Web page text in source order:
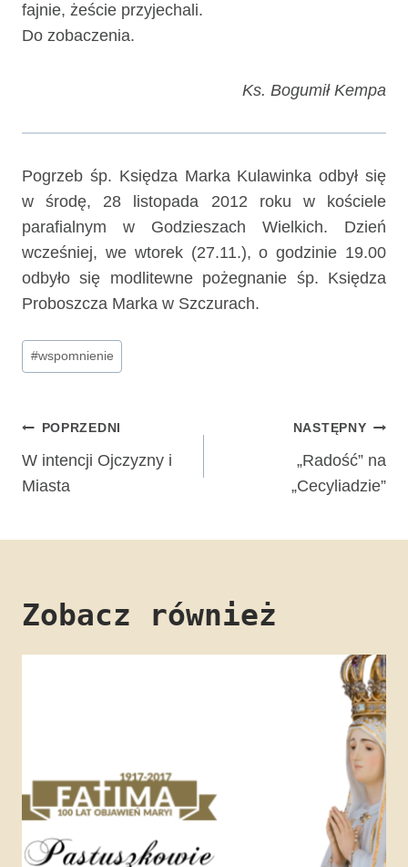
fajnie, żeście przyjechali.
Do zobaczenia.
Ks. Bogumił Kempa
Pogrzeb śp. Księdza Marka Kulawinka odbył się
w środę, 28 listopada 2012 roku w kościele
parafialnym w Godzieszach Wielkich. Dzień
wcześniej, we wtorek (27.11.), o godzinie 19.00
odbyło się modlitewne pożegnanie śp. Księdza
Proboszcza Marka w Szczurach.
Tagi
wpisu:
#wspomnienie
Nawigacja
wpisu
POPRZEDNI
W intencji Ojczyzny i
Miasta
NASTĘPNY
„Radość” na
„Cecyliadzie”
Zobacz również